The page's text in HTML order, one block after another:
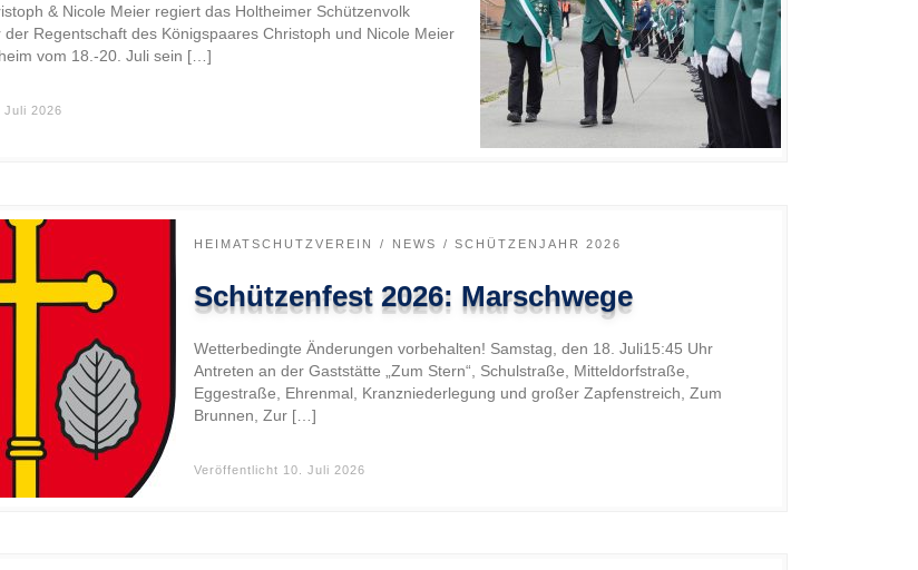
& Nicole Meier regiert das Holtheimer Schützenvolk
der Regentschaft des Königspaares Christoph und Nicole Meier
vom 18.-20. Juli sein […]
Juli 2026
HEIMATSCHUTZVEREIN NEWS SCHÜTZENJAHR 2026
Schützenfest 2026: Marschwege
Wetterbedingte Änderungen vorbehalten! Samstag, den 18. Juli15:45 Uhr
Antreten an der Gaststätte „Zum Stern“, Schulstraße, Mitteldorfstraße,
Eggestraße, Ehrenmal, Kranzniederlegung und großer Zapfenstreich, Zum
Brunnen, Zur […]
Veröffentlicht 10. Juli 2026